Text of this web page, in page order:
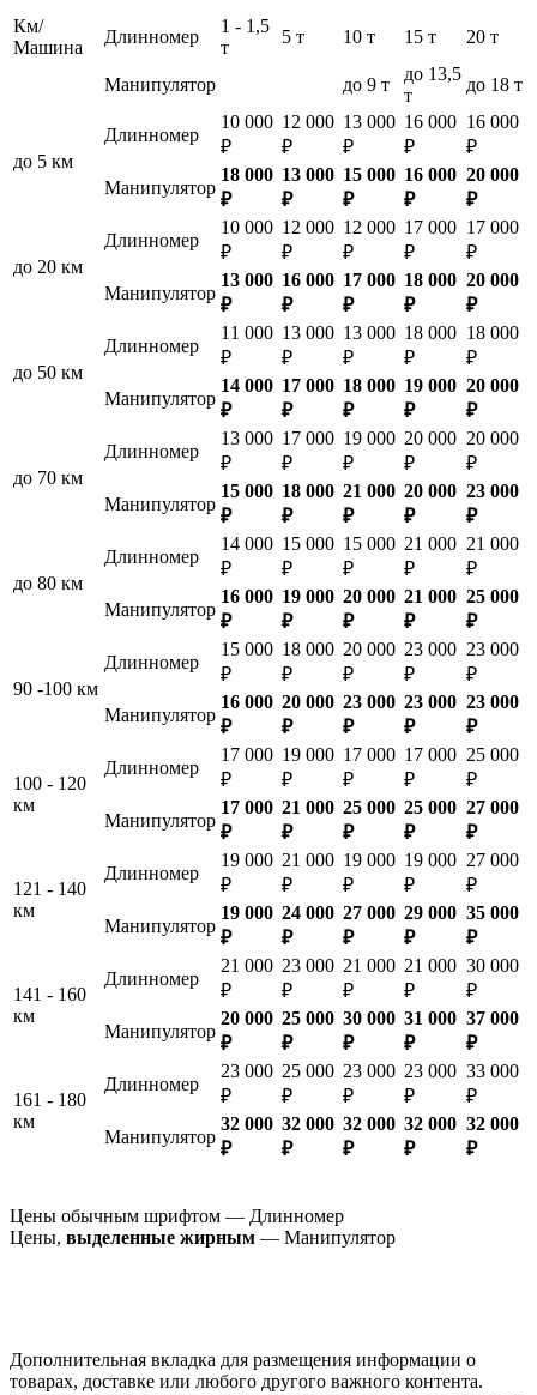
Км/
Машина
Длинномер
1 - 1,5
т
5 т 10 т 15 т 20 т
Манипулятор до 9 т
до 13,5
т
до 18 т
до 5 км
Длинномер
10 000
₽
12 000
₽
13 000
₽
16 000
₽
16 000
₽
Манипулятор
18 000
₽
13 000
₽
15 000
₽
16 000
₽
20 000
₽
до 20 км
Длинномер
10 000
₽
12 000
₽
12 000
₽
17 000
₽
17 000
₽
Манипулятор
13 000
₽
16 000
₽
17 000
₽
18 000
₽
20 000
₽
до 50 км
Длинномер
11 000
₽
13 000
₽
13 000
₽
18 000
₽
18 000
₽
Манипулятор
14 000
₽
17 000
₽
18 000
₽
19 000
₽
20 000
₽
до 70 км
Длинномер
13 000
₽
17 000
₽
19 000
₽
20 000
₽
20 000
₽
Манипулятор
15 000
₽
18 000
₽
21 000
₽
20 000
₽
23 000
₽
до 80 км
Длинномер
14 000
₽
15 000
₽
15 000
₽
21 000
₽
21 000
₽
Манипулятор
16 000
₽
19 000
₽
20 000
₽
21 000
₽
25 000
₽
90 -100 км
Длинномер
15 000
₽
18 000
₽
20 000
₽
23 000
₽
23 000
₽
Манипулятор
16 000
₽
20 000
₽
23 000
₽
23 000
₽
23 000
₽
100 - 120
км
Длинномер
17 000
₽
19 000
₽
17 000
₽
17 000
₽
25 000
₽
Манипулятор
17 000
₽
21 000
₽
25 000
₽
25 000
₽
27 000
₽
121 - 140
км
Длинномер
19 000
₽
21 000
₽
19 000
₽
19 000
₽
27 000
₽
Манипулятор
19 000
₽
24 000
₽
27 000
₽
29 000
₽
35 000
₽
141 - 160
км
Длинномер
21 000
₽
23 000
₽
21 000
₽
21 000
₽
30 000
₽
Манипулятор
20 000
₽
25 000
₽
30 000
₽
31 000
₽
37 000
₽
161 - 180
км
Длинномер
23 000
₽
25 000
₽
23 000
₽
23 000
₽
33 000
₽
Манипулятор
32 000
₽
32 000
₽
32 000
₽
32 000
₽
32 000
₽
Цены обычным шрифтом — Длинномер
Цены, выделенные жирным — Манипулятор
Дополнительная вкладка для размещения информации о
товарах, доставке или любого другого важного контента.